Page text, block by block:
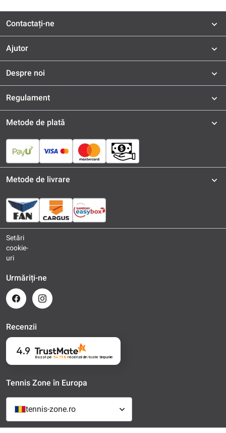
Contactați-ne
Ajutor
Despre noi
Regulament
Metode de plată
Metode de livrare
Setări
cookie-
uri
Urmăriți-ne
Recenzii
4.9
Bazat pe 54 738 recenziidin toate timpurile
Tennis Zone în Europa
tennis-zone.ro